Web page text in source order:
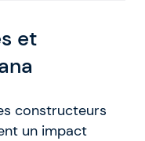
et
constructeurs
un impact